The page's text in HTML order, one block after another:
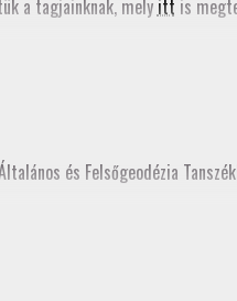
a tagjainknak, mely itt is
és Felsőgeodézia